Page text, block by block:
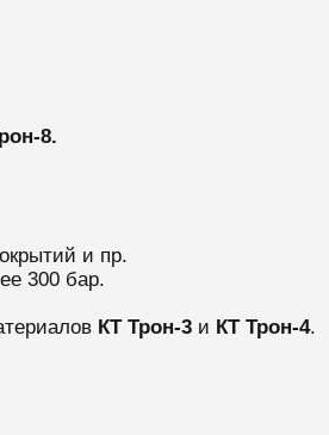
8.
и пр.
300 бар.
КТ Трон-3и КТ Трон-4.